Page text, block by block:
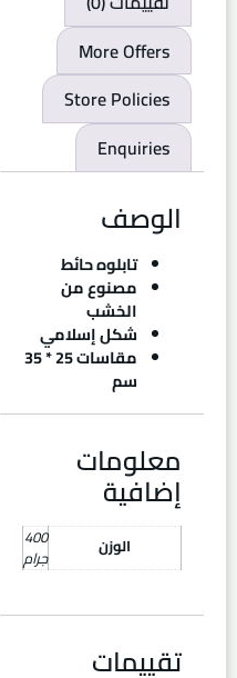
More Offers
Store Policies
Enquiries
الوصف
تابلوه حائط
مصنوع من
الخشب
شكل إسلامي
مقاسات 25 * 35
سم
معلومات
إضافية
الوزن 400
جرام
تقييمات